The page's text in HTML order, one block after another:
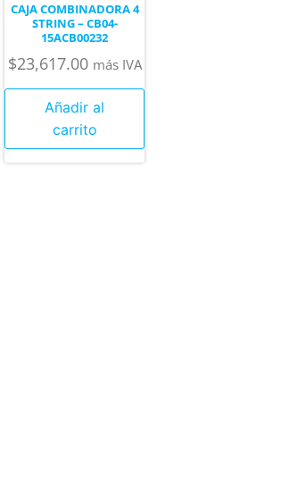
CAJA COMBINADORA 4
STRING – CB04-
15ACB00232
$23,617.00 más IVA
Añadir al
carrito